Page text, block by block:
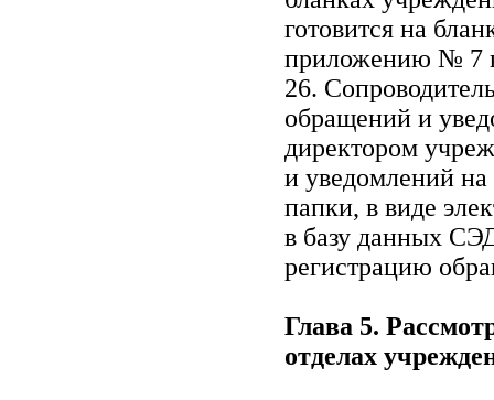
готовится на
приложению № 7
26.
обращений и
директором
и уведомлений
папки, в виде
в базу данных
регистрацию
Глава 5.
отделах